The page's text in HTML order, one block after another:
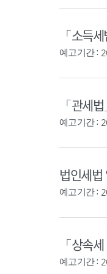
「소득
예고기간 :
「관세
예고기간 :
법인세
예고기간 :
「상속
예고기간 :